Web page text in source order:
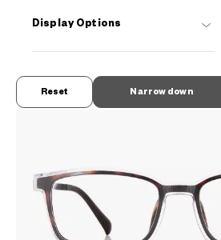
Display Options
Narrow down
Reset
OWNDAYS 花粉 2WAY GUARD